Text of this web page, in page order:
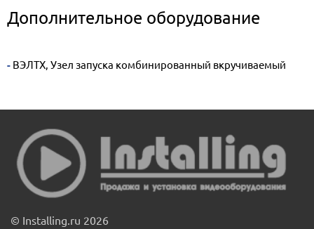
Дополнительное оборудование
- ВЭЛТХ, Узел запуска комбинированный вкручиваемый
© Installing.ru 2026